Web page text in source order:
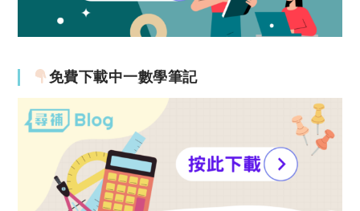
免費下載中一數學筆記